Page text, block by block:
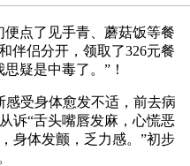
点了见手青、蘑菇饭等餐
伴侣分开，领取了326元餐
疑是中毒了。”！
受身体愈发不适，前去病
诉“舌头嘴唇发麻，心慌恶
身体发颤，乏力感。”初步